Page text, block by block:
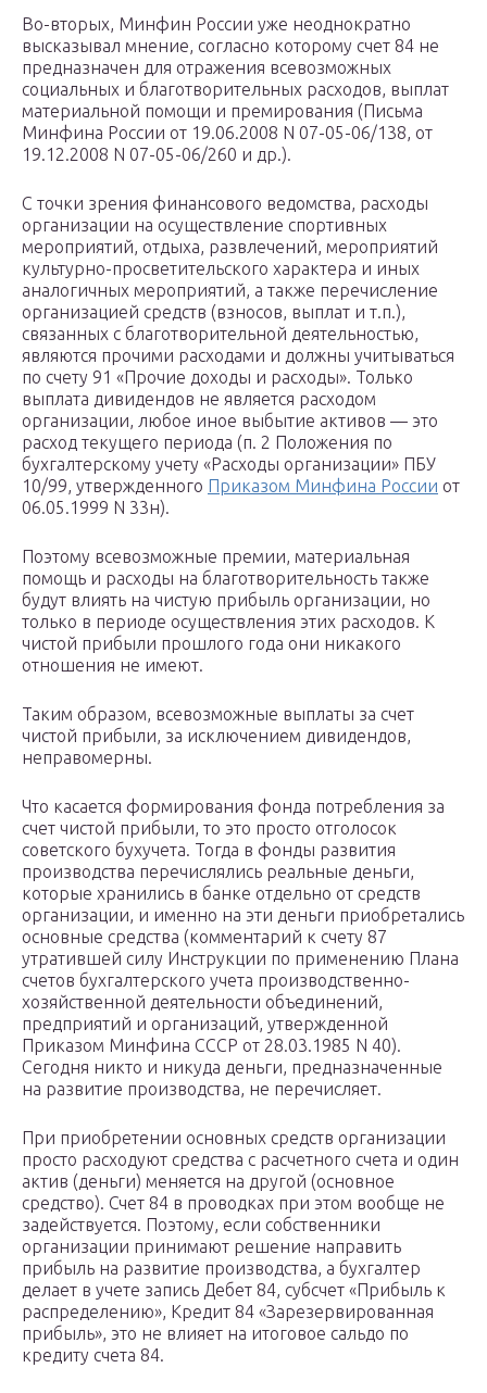
Во-вторых, Минфин России уже неоднократно
высказывал мнение, согласно которому счет 84 не
предназначен для отражения всевозможных
социальных и благотворительных расходов, выплат
материальной помощи и премирования (Письма
Минфина России от 19.06.2008 N 07-05-06/138, от
19.12.2008 N 07-05-06/260 и др.).
С точки зрения финансового ведомства, расходы
организации на осуществление спортивных
мероприятий, отдыха, развлечений, мероприятий
культурно-просветительского характера и иных
аналогичных мероприятий, а также перечисление
организацией средств (взносов, выплат и т.п.),
связанных с благотворительной деятельностью,
являются прочими расходами и должны учитываться
по счету 91 «Прочие доходы и расходы». Только
выплата дивидендов не является расходом
организации, любое иное выбытие активов — это
расход текущего периода (п. 2 Положения по
бухгалтерскому учету «Расходы организации» ПБУ
10/99, утвержденного Приказом Минфина России от
06.05.1999 N 33н).
Поэтому всевозможные премии, материальная
помощь и расходы на благотворительность также
будут влиять на чистую прибыль организации, но
только в периоде осуществления этих расходов. К
чистой прибыли прошлого года они никакого
отношения не имеют.
Таким образом, всевозможные выплаты за счет
чистой прибыли, за исключением дивидендов,
неправомерны.
Что касается формирования фонда потребления за
счет чистой прибыли, то это просто отголосок
советского бухучета. Тогда в фонды развития
производства перечислялись реальные деньги,
которые хранились в банке отдельно от средств
организации, и именно на эти деньги приобретались
основные средства (комментарий к счету 87
утратившей силу Инструкции по применению Плана
счетов бухгалтерского учета производственно-
хозяйственной деятельности объединений,
предприятий и организаций, утвержденной
Приказом Минфина СССР от 28.03.1985 N 40).
Сегодня никто и никуда деньги, предназначенные
на развитие производства, не перечисляет.
При приобретении основных средств организации
просто расходуют средства с расчетного счета и один
актив (деньги) меняется на другой (основное
средство). Счет 84 в проводках при этом вообще не
задействуется. Поэтому, если собственники
организации принимают решение направить
прибыль на развитие производства, а бухгалтер
делает в учете запись Дебет 84, субсчет «Прибыль к
распределению», Кредит 84 «Зарезервированная
прибыль», это не влияет на итоговое сальдо по
кредиту счета 84.